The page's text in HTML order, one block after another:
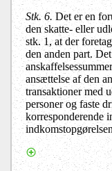
Stk. 6. Det er en
den skatte- eller
stk. 1, at der
den anden part.
ansættelse af den
transaktioner med
personer og faste
korresponderende